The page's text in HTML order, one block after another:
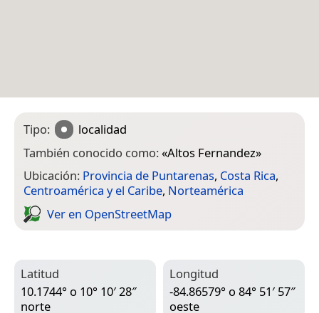
Tipo:
localidad
También conocido como:«Altos Fernandez»
Ubicación: Provincia de Puntarenas, Costa Rica,
Centroamérica y el Caribe, Norteamérica
Ver en Open­Street­Map
Latitud
10.1744° o 10° 10′ 28″
norte
Longitud
-84.86579° o 84° 51′ 57″
oeste